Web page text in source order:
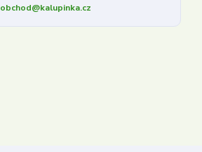
obchod@kalupinka.cz